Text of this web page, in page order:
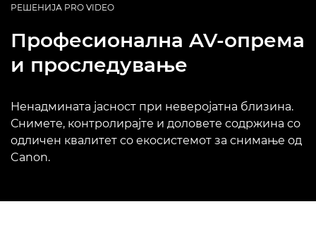
РЕШЕНИЈА PRO VIDEO
Професионална AV-опрема
и проследување
Ненадмината јасност при неверојатна близина.
Снимете, контролирајте и доловете содржина со
одличен квалитет со екосистемот за снимање од
Canon.